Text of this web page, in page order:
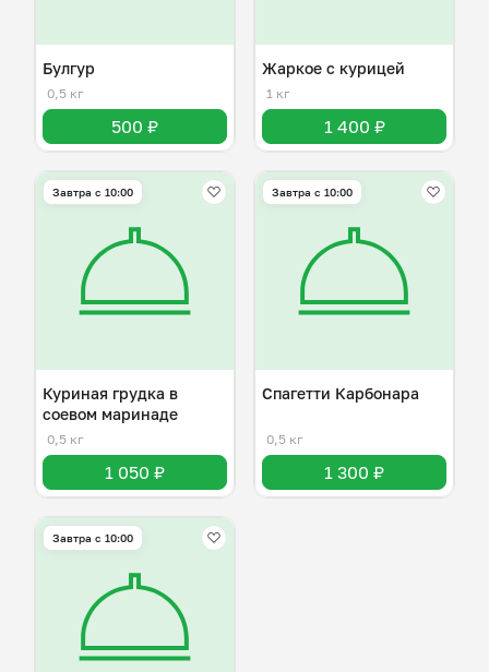
Булгур
0,5 кг
500 ₽
Жаркое с курицей
1 кг
1 400 ₽
Завтра c 10:00
Куриная грудка в
соевом маринаде
0,5 кг
1 050 ₽
Завтра c 10:00
Спагетти Карбонара
0,5 кг
1 300 ₽
Завтра c 10:00